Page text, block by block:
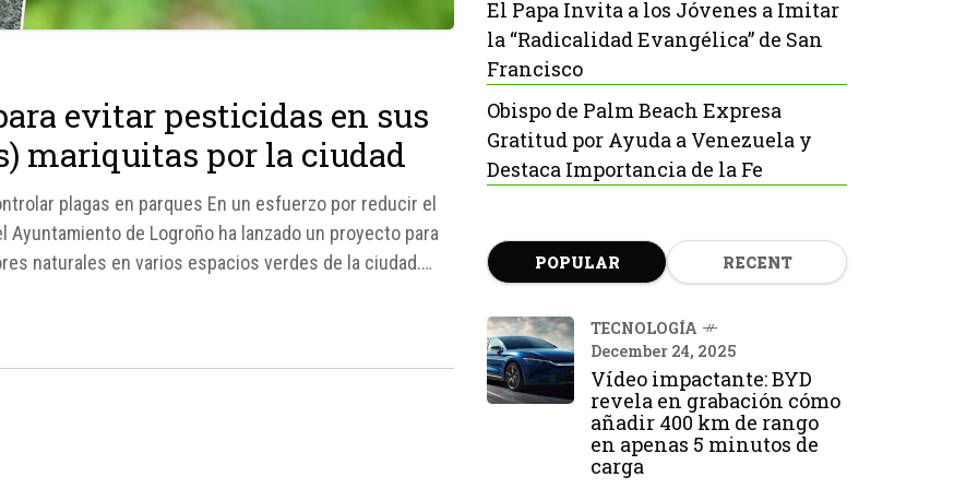
evitar pesticidas en sus
mariquitas por la ciudad
plagas en parques En un esfuerzo por reducir el
de Logroño ha lanzado un proyecto para
naturales en varios espacios verdes de la ciudad.
El Papa Invita a los Jóvenes a Imitar
la “Radicalidad Evangélica” de San
Francisco
Obispo de Palm Beach Expresa
Gratitud por Ayuda a Venezuela y
Destaca Importancia de la Fe
POPULAR RECENT
TECNOLOGÍA
December 24, 2025
Vídeo impactante: BYD
revela en grabación cómo
añadir 400 km de rango
en apenas 5 minutos de
carga